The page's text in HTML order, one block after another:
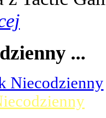
...
Niecodzienny